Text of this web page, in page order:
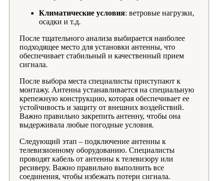
Климатические условия: ветровые нагрузки,
осадки и т.д.
После тщательного анализа выбирается наиболее
подходящее место для установки антенны, что
обеспечивает стабильный и качественный прием
сигнала.
После выбора места специалисты приступают к
монтажу. Антенна устанавливается на специальную
крепежную конструкцию, которая обеспечивает ее
устойчивость и защиту от внешних воздействий.
Важно правильно закрепить антенну, чтобы она
выдерживала любые погодные условия.
Следующий этап – подключение антенны к
телевизионному оборудованию. Специалисты
проводят кабель от антенны к телевизору или
ресиверу. Важно правильно выполнить все
соединения, чтобы избежать потери сигнала.